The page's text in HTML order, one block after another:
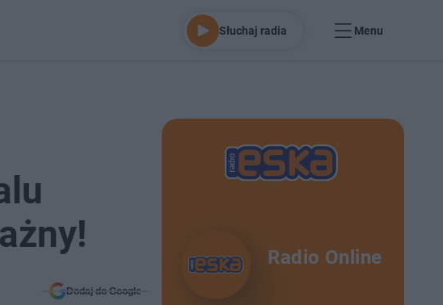
Słuchaj radia Menu
Dodaj do Google
Radio Online